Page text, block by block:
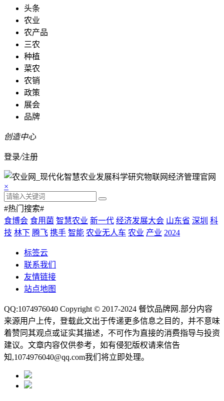
头条
农业
农产品
三农
种植
菜农
农销
政策
展会
品牌
创造中心
登录/注册
×
#热门搜索#
食博会 食用菌 智慧农业 新一代 经济发展大会 山东省 深圳 科
技 林下 腾飞 携手 智能 农业无人车 农业 产业 2024
标签云
联系我们
友情链接
站点地图
QQ:1074976040 Copyright © 2017-2024 餐饮品牌网 .部分内容
来源用户上传，登载此文出于传递更多信息之目的，并不意味
着赞同其观点或证实其描述，不可作为直接的消费指导与投资
建议。文章内容仅供参考，如有侵犯版权请来信告
知,1074976040@qq.com我们将立即处理。